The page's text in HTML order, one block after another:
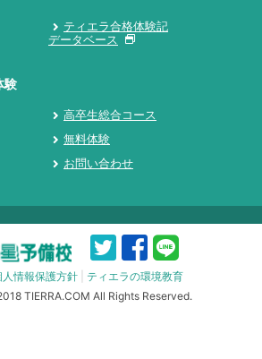
ティエラ合格体験記
データベース
験
高卒生総合コース
無料体験
お問い合わせ
人情報保護方針
ティエラの環境教育
TIERRA.COM All Rights Reserved.